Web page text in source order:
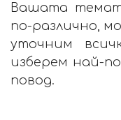
Вашата
по-различно,
уточним
изберем най-
повод.